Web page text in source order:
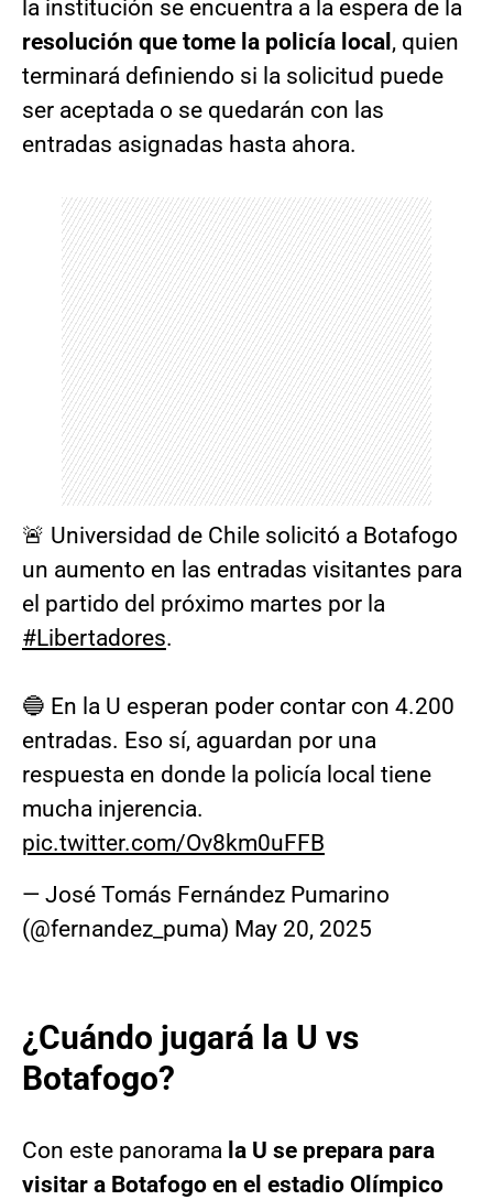
la institución se encuentra a la espera de la
resolución que tome la policía local , quien
terminará definiendo si la solicitud puede
ser aceptada o se quedarán con las
entradas asignadas hasta ahora.
🚨 Universidad de Chile solicitó a Botafogo
un aumento en las entradas visitantes para
el partido del próximo martes por la
#Libertadores.
🔵 En la U esperan poder contar con 4.200
entradas. Eso sí, aguardan por una
respuesta en donde la policía local tiene
mucha injerencia.
pic.twitter.com/Ov8km0uFFB
— José Tomás Fernández Pumarino
(@fernandez_puma) May 20, 2025
¿Cuándo jugará la U vs
Botafogo?
Con este panorama la U se prepara para
visitar a Botafogo en el estadio Olímpico